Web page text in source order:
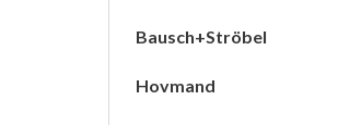
Bausch+Ströbel
Hovmand